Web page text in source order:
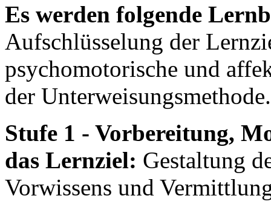
Es werden folgende
Aufschlüsselung der
psychomotorische und
der Unterweisungsmethode.
Stufe 1 - Vorbereitung,
das Lernziel: Gestaltung
Vorwissens und